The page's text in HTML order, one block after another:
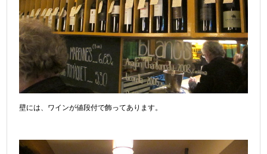
壁には、ワインが値段付で飾ってあります。